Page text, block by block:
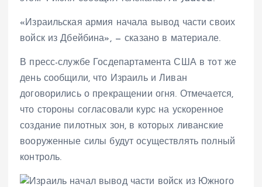
«Израильская армия начала вывод части своих
войск из Дбейбина», — сказано в материале.
В пресс-службе Госдепартамента США в тот же
день сообщили, что Израиль и Ливан
договорились о прекращении огня. Отмечается,
что стороны согласовали курс на ускоренное
создание пилотных зон, в которых ливанские
вооруженные силы будут осуществлять полный
контроль.